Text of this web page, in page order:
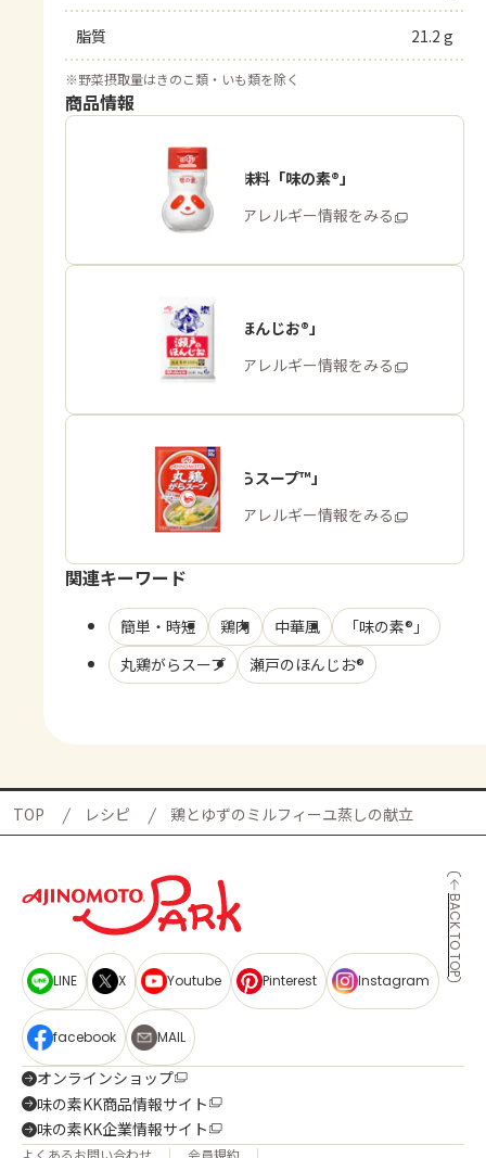
脂質 21.2 g
※野菜摂取量はきのこ類・いも類を除く
商品情報
うま味調味料「味の素®」
商品・アレルギー情報をみる
「瀬戸のほんじお®」
商品・アレルギー情報をみる
「丸鶏がらスープ™」
商品・アレルギー情報をみる
関連キーワード
簡単・時短 鶏肉 中華風
「味の素®」
丸鶏がらスープ
瀬戸のほんじお®
TOP レシピ 鶏とゆずのミルフィーユ蒸しの献立
BACK TO TOP
LINE X Youtube Pinterest Instagram
facebook MAIL
オンラインショップ
味の素KK商品情報サイト
味の素KK企業情報サイト
よくあるお問い合わせ 会員規約